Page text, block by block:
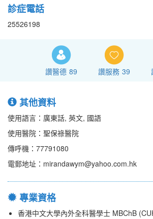
診症電話
25526198
讚醫德 89 讚服務 39
其他資料
使用語言：廣東話, 英文, 國語
使用醫院：聖保祿醫院
傳呼機：77791080
電郵地址：mirandawym@yahoo.com.hk
專業資格
香港中文大學內外全科醫學士 MBChB